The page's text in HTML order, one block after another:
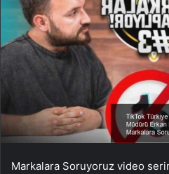
Markalara Soruyoruz video